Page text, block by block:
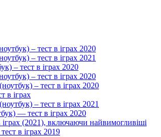
– тест в іграх 2020
– тест в іграх 2021
– тест в іграх 2020
– тест в іграх 2020
– тест в іграх 2020
в іграх
– тест в іграх 2021
— тест в іграх 2020
(2021), включаючи найвимогливіші
в іграх 2019